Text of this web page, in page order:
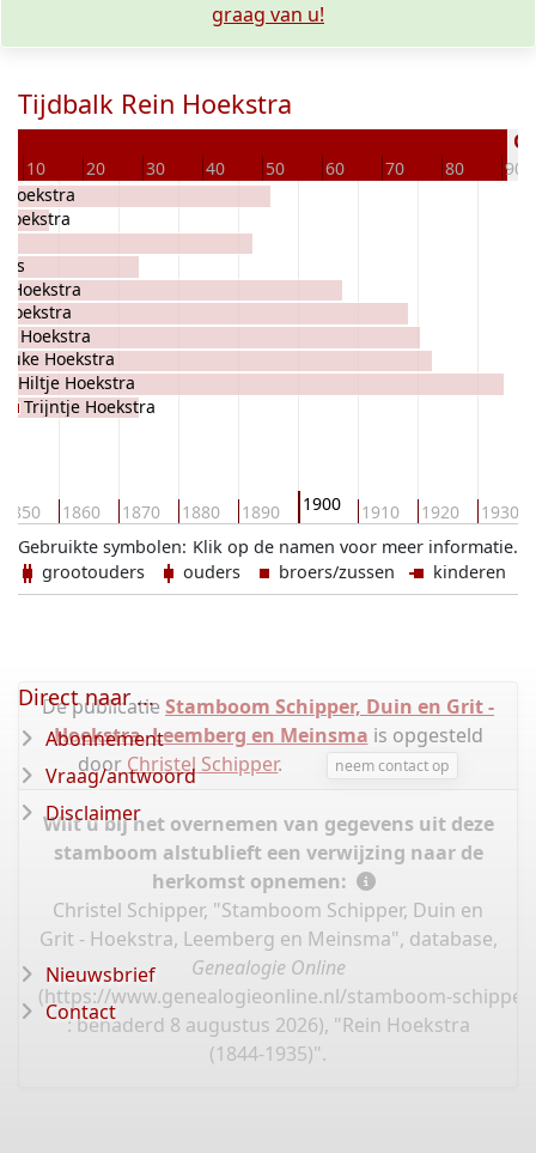
graag van u!
Tijdbalk Rein Hoekstra
10 20 30 40 50 60 70 80 90
1850 1860 1870 1880 1890 1900 1910 1920 1930
Hoekstra
Hoekstra
Auke Hoekstra
Hiltje Hoekstra
Trijntje Hoekstra
Klik op de namen voor meer informatie.
Gebruikte symbolen:
grootouders
ouders broers/zussen kinderen
De publicatie Stamboom Schipper, Duin en Grit -
Hoekstra, Leemberg en Meinsma is opgesteld
door Christel Schipper. neem contact op
Wilt u bij het overnemen van gegevens uit deze
stamboom alstublieft een verwijzing naar de
herkomst opnemen:
Christel Schipper, "Stamboom Schipper, Duin en
Grit - Hoekstra, Leemberg en Meinsma", database,
Genealogie Online
(https://www.genealogieonline.nl/stamboom-
: benaderd 8 augustus 2026), "Rein Hoekstra
(1844-1935)".
Direct naar ...
Abonnement
Vraag/antwoord
Disclaimer
Nieuwsbrief
Contact